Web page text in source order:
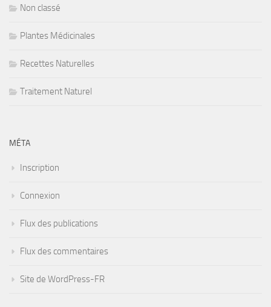
Non classé
Plantes Médicinales
Recettes Naturelles
Traitement Naturel
MÉTA
Inscription
Connexion
Flux des publications
Flux des commentaires
Site de WordPress-FR